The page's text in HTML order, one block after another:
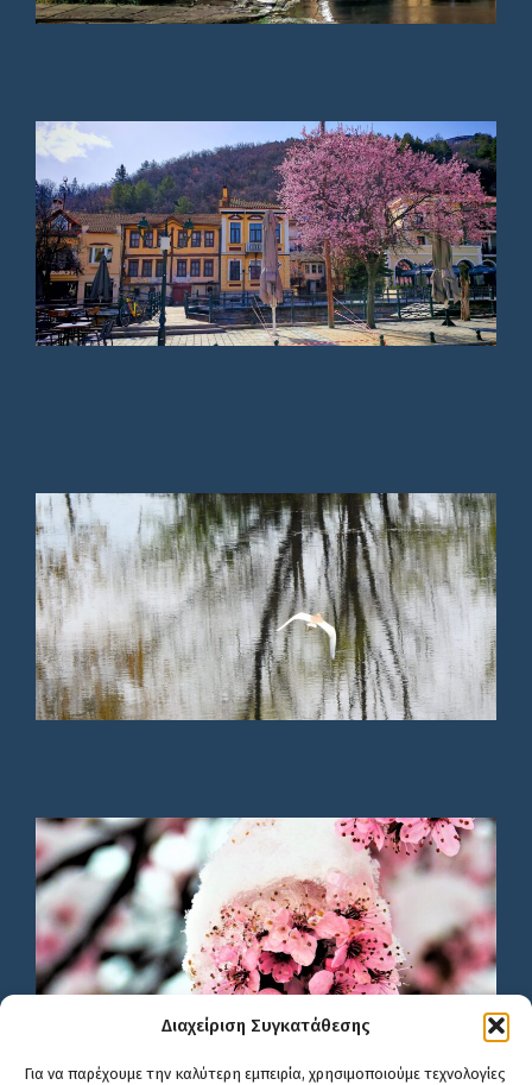
Διαχείριση Συγκατάθεσης
Για να παρέχουμε την καλύτερη εμπειρία, χρησιμοποιούμε τεχνολογίες